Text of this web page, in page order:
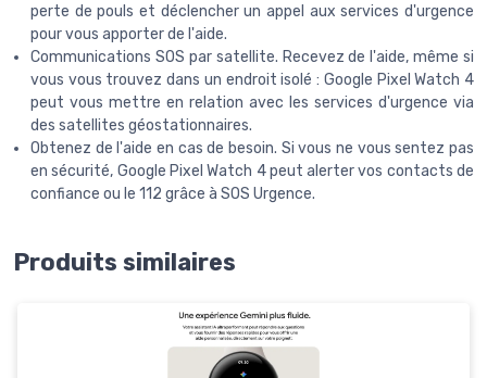
perte de pouls et déclencher un appel aux services d'urgence
pour vous apporter de l'aide.
Communications SOS par satellite. Recevez de l'aide, même si
vous vous trouvez dans un endroit isolé : Google Pixel Watch 4
peut vous mettre en relation avec les services d'urgence via
des satellites géostationnaires.
Obtenez de l'aide en cas de besoin. Si vous ne vous sentez pas
en sécurité, Google Pixel Watch 4 peut alerter vos contacts de
confiance ou le 112 grâce à SOS Urgence.
Produits similaires